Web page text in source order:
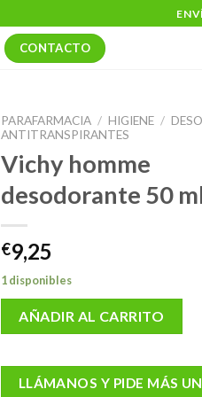
CONTACTO
PARAFARMACIA / HIGIENE /
ANTITRANSPIRANTES
Vichy homme
desodorante 50
€9,25
1 disponibles
AÑADIR AL CARRITO
LLÁMANOS Y PIDE MÁS